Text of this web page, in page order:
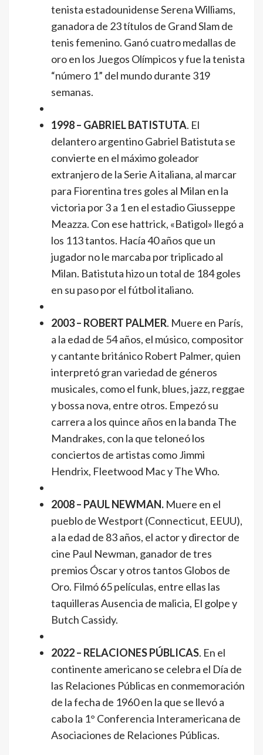
tenista estadounidense Serena Williams,
ganadora de 23 títulos de Grand Slam de
tenis femenino. Ganó cuatro medallas de
oro en los Juegos Olímpicos y fue la tenista
“número 1” del mundo durante 319
semanas.
1998 – GABRIEL BATISTUTA. El
delantero argentino Gabriel Batistuta se
convierte en el máximo goleador
extranjero de la Serie A italiana, al marcar
para Fiorentina tres goles al Milan en la
victoria por 3 a 1 en el estadio Giusseppe
Meazza. Con ese hattrick, «Batigol» llegó a
los 113 tantos. Hacía 40 años que un
jugador no le marcaba por triplicado al
Milan. Batistuta hizo un total de 184 goles
en su paso por el fútbol italiano.
2003 – ROBERT PALMER. Muere en París,
a la edad de 54 años, el músico, compositor
y cantante británico Robert Palmer, quien
interpretó gran variedad de géneros
musicales, como el funk, blues, jazz, reggae
y bossa nova, entre otros. Empezó su
carrera a los quince años en la banda The
Mandrakes, con la que teloneó los
conciertos de artistas como Jimmi
Hendrix, Fleetwood Mac y The Who.
2008 – PAUL NEWMAN. Muere en el
pueblo de Westport (Connecticut, EEUU),
a la edad de 83 años, el actor y director de
cine Paul Newman, ganador de tres
premios Óscar y otros tantos Globos de
Oro. Filmó 65 películas, entre ellas las
taquilleras Ausencia de malicia, El golpe y
Butch Cassidy.
2022 – RELACIONES PÚBLICAS. En el
continente americano se celebra el Día de
las Relaciones Públicas en conmemoración
de la fecha de 1960 en la que se llevó a
cabo la 1° Conferencia Interamericana de
Asociaciones de Relaciones Públicas.